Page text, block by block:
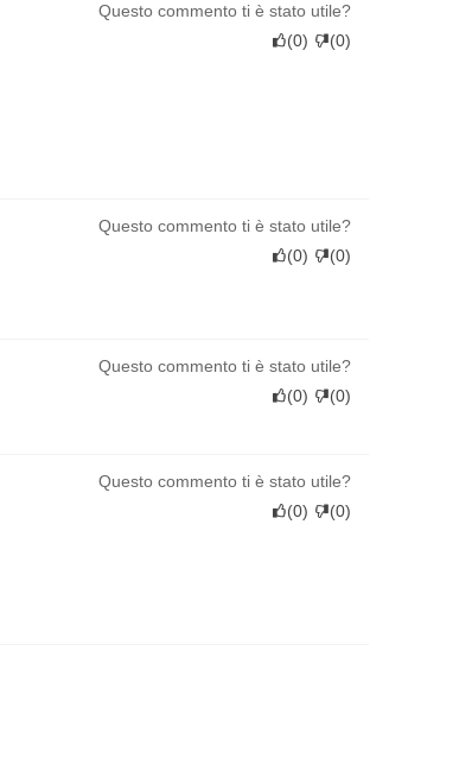
Questo commento ti è stato utile?
(0) (0)
Questo commento ti è stato utile?
(0) (0)
Questo commento ti è stato utile?
(0) (0)
Questo commento ti è stato utile?
(0) (0)